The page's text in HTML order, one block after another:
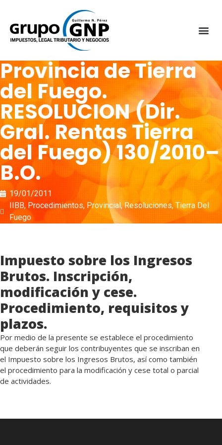
Provincia de Tierra
del Fuego.
RESOLUCION (Dir.
Gral. Rentas Tierra
del Fuego) 130/2010–
B.O.
19/01/2011
IIBB, Procedimientos, Provincial,Resoluciones,Tierra Del
Fuego
Impuesto sobre los Ingresos
Brutos. Inscripción,
modificación y cese.
Procedimiento, requisitos y
plazos.
Por medio de la presente se establece el procedimiento
que deberán seguir los contribuyentes que se inscriban en
el Impuesto sobre los Ingresos Brutos, así como también
el procedimiento para la modificación y cese total o parcial
de actividades.